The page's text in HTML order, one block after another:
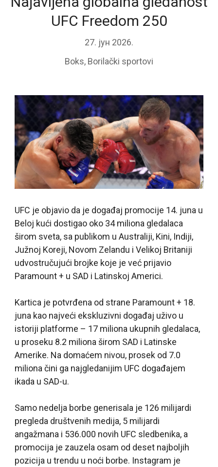
UFC Freedom 250
27. јун 2026.
Boks, Borilački sportovi
UFC je objavio da je događaj promocije 14. juna u
Beloj kući dostigao oko 34 miliona gledalaca
širom sveta, sa publikom u Australiji, Kini, Indiji,
Južnoj Koreji, Novom Zelandu i Velikoj Britaniji
udvostručujući brojke koje je već prijavio
Paramount + u SAD i Latinskoj Americi.
Kartica je potvrđena od strane Paramount + 18.
juna kao najveći ekskluzivni događaj uživo u
istoriji platforme – 17 miliona ukupnih gledalaca,
u proseku 8.2 miliona širom SAD i Latinske
Amerike. Na domaćem nivou, prosek od 7.0
miliona čini ga najgledanijim UFC događajem
ikada u SAD-u.
Samo nedelja borbe generisala je 126 milijardi
pregleda društvenih medija, 5 milijardi
angažmana i 536.000 novih UFC sledbenika, a
promocija je zauzela osam od deset najboljih
pozicija u trendu u noći borbe. Instagram je